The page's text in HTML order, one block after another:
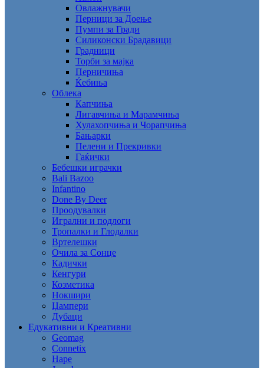
Овлажнувачи
Перници за Доење
Пумпи за Гради
Силиконски Брадавици
Градници
Торби за мајка
Перничиња
Ќебиња
Облека
Капчиња
Лигавчиња и Марамчиња
Хулахопчиња и Чорапчиња
Бањарки
Пелени и Прекривки
Гаќички
Бебешки играчки
Bali Bazoo
Infantino
Done By Deer
Проодувалки
Игрални и подлоги
Тропалки и Глодалки
Вртелешки
Очила за Сонце
Кадички
Кенгури
Козметика
Нокшири
Џампери
Дубаци
Едукативни и Креативни
Geomag
Connetix
Hape